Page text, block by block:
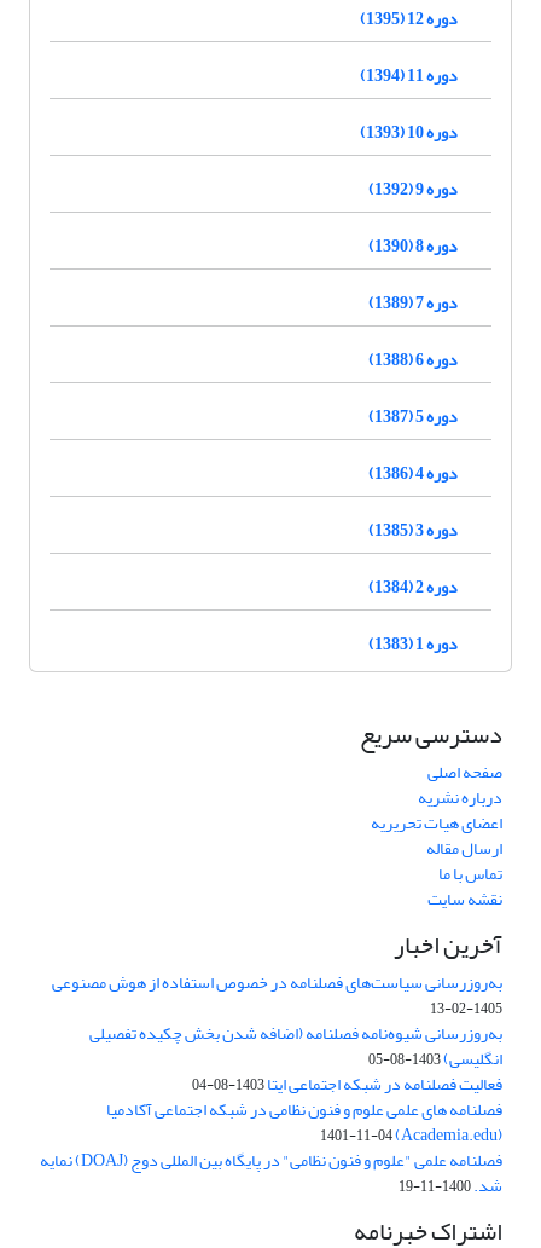
دوره 12 (1395)
دوره 11 (1394)
دوره 10 (1393)
دوره 9 (1392)
دوره 8 (1390)
دوره 7 (1389)
دوره 6 (1388)
دوره 5 (1387)
دوره 4 (1386)
دوره 3 (1385)
دوره 2 (1384)
دوره 1 (1383)
دسترسی سریع
صفحه اصلی
درباره نشریه
اعضای هیات تحریریه
ارسال مقاله
تماس با ما
نقشه سایت
آخرین اخبار
به‌روزرسانی سیاست‌های فصلنامه در خصوص استفاده از هوش مصنوعی
1405-02-13
به‌روزرسانی شیوه‌نامه فصلنامه (اضافه شدن بخش چکیده تفصیلی
انگلیسی)1403-08-05
فعالیت فصلنامه در شبکه اجتماعی ایتا1403-08-04
فصلنامه های علمی علوم و فنون نظامی در شبکه اجتماعی آکادمیا
(Academia.edu)
1401-11-04
فصلنامه علمی "علوم و فنون نظامی" در پایگاه بین المللی دوج (DOAJ) نمایه
شد.1400-11-19
اشتراک خبرنامه